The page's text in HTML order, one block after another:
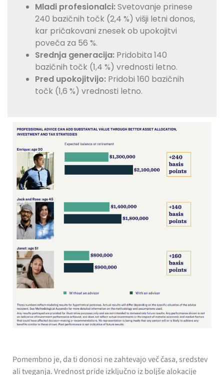
Mladi profesionalci:Svetovanje prinese
240 bazičnih točk (2,4 %) višji letni donos,
kar pričakovani znesek ob upokojitvi
poveča za 56 %.
Srednja generacija: Pridobita 140
bazičnih točk (1,4 %) vrednosti letno.
Pred upokojitvijo: Pridobi 160 bazičnih
točk (1,6 %) vrednosti letno.
Pomembno je, da ti donosi ne zahtevajo več časa, sredstev
ali tveganja. Vrednost pride izključno iz boljše alokacije